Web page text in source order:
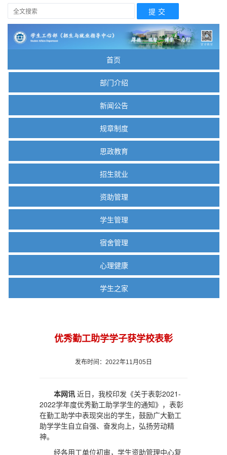
首页
部门介绍
新闻公告
规章制度
思政教育
招生就业
资助管理
学生管理
宿舍管理
心理健康
学生之家
优秀勤工助学学子获学校表彰
发布时间：2022年11月05日
本网讯近日，我校印发《关于表彰2021-
2022学年度优秀勤工助学学生的通知》，表彰
在勤工助学中表现突出的学生，鼓励广大勤工
助学学生自立自强、奋发向上，弘扬劳动精
神。
经各用工单位初审，学生资助管理中心复